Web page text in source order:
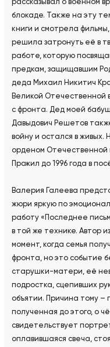
блокаде. Также на эту
книги и смотрела
решила затронуть её в
работе, которую
предкам, защищавшим
деда Михаил Никитич
Великой Отечественной
с фронта. Дед моей
Давыдович Решетов
войну и остался в живых.
орденом Отечественной
Прожил до 1996 года в
Валерия Галеева
жюри яркую по
работу «Последнее
в той же технике. Автор
момент, когда семья
фронта, но это событие
старушки-матери, её
подростка, сцепивших
объятии. Причина тому –
полученная до этого, о
свидетельствует
оплавившаяся свеча,